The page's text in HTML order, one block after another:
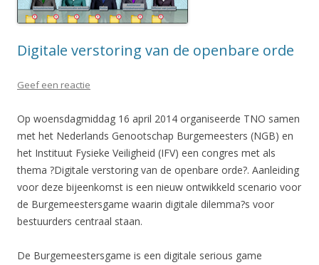
Digitale verstoring van de openbare orde
Geef een reactie
Op woensdagmiddag 16 april 2014 organiseerde TNO samen
met het Nederlands Genootschap Burgemeesters (NGB) en
het Instituut Fysieke Veiligheid (IFV) een congres met als
thema ?Digitale verstoring van de openbare orde?. Aanleiding
voor deze bijeenkomst is een nieuw ontwikkeld scenario voor
de Burgemeestersgame waarin digitale dilemma?s voor
bestuurders centraal staan.
De Burgemeestersgame is een digitale serious game